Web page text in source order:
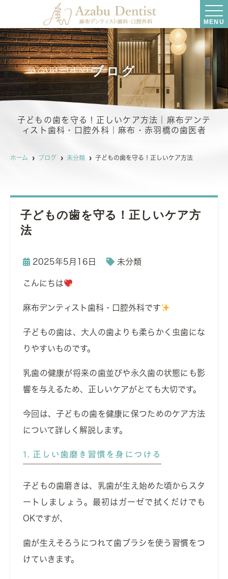
MENU
ブログ
子どもの歯を守る！正しいケア方法｜麻布デンテ
ィスト歯科・口腔外科｜麻布・赤羽橋の歯医者
ホーム ブログ 未分類 子どもの歯を守る！正しいケア方法
子どもの歯を守る！正しいケア方
法
2025年5月16日 未分類
こんにちは
麻布デンティスト歯科・口腔外科です
子どもの歯は、大人の歯よりも柔らかく虫歯にな
りやすいものです。
乳歯の健康が将来の歯並びや永久歯の状態にも影
響を与えるため、正しいケアがとても大切です。
今回は、子どもの歯を健康に保つためのケア方法
について詳しく解説します。
1. 正しい歯磨き習慣を身につける
子どもの歯磨きは、乳歯が生え始めた頃からスタ
ートしましょう。最初はガーゼで拭くだけでも
OKですが、
歯が生えそろうにつれて歯ブラシを使う習慣をつ
けていきます。